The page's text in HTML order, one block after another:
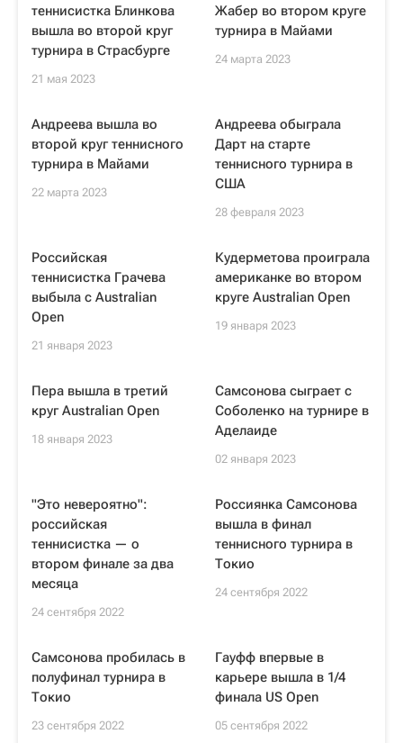
теннисистка Блинкова
вышла во второй круг
турнира в Страсбурге
21 мая 2023
Жабер во втором круге
турнира в Майами
24 марта 2023
Андреева вышла во
второй круг теннисного
турнира в Майами
22 марта 2023
Андреева обыграла
Дарт на старте
теннисного турнира в
США
28 февраля 2023
Российская
теннисистка Грачева
выбыла с Australian
Open
21 января 2023
Кудерметова проиграла
американке во втором
круге Australian Open
19 января 2023
Пера вышла в третий
круг Australian Open
18 января 2023
Самсонова сыграет с
Соболенко на турнире в
Аделаиде
02 января 2023
"Это невероятно":
российская
теннисистка — о
втором финале за два
месяца
24 сентября 2022
Россиянка Самсонова
вышла в финал
теннисного турнира в
Токио
24 сентября 2022
Самсонова пробилась в
полуфинал турнира в
Токио
23 сентября 2022
Гауфф впервые в
карьере вышла в 1/4
финала US Open
05 сентября 2022